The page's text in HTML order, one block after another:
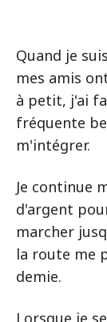
Quand je
mes amis
à petit, j'ai
fréquente
m'intégrer.
Je continue
d'argent
marcher
la route me
demie.
Lorsque je